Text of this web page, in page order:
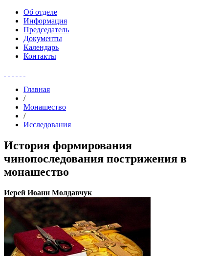
Об отделе
Информация
Председатель
Документы
Календарь
Контакты
Главная
/
Монашество
/
Исследования
История формирования
чинопоследования пострижения в
монашество
Иерей Иоанн Молдавчук